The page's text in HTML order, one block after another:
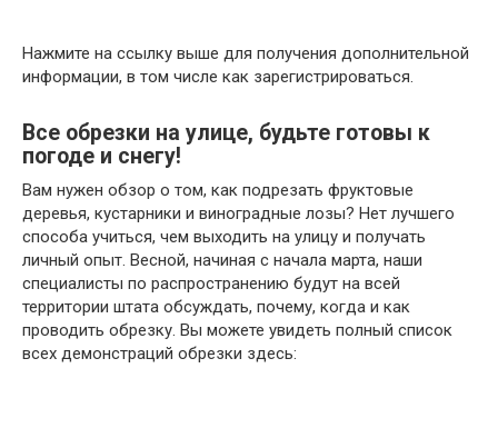
Нажмите на ссылку выше для получения дополнительной
информации, в том числе как зарегистрироваться.
Все обрезки на улице, будьте готовы к
погоде и снегу!
Вам нужен обзор о том, как подрезать фруктовые
деревья, кустарники и виноградные лозы? Нет лучшего
способа учиться, чем выходить на улицу и получать
личный опыт. Весной, начиная с начала марта, наши
специалисты по распространению будут на всей
территории штата обсуждать, почему, когда и как
проводить обрезку. Вы можете увидеть полный список
всех демонстраций обрезки здесь: